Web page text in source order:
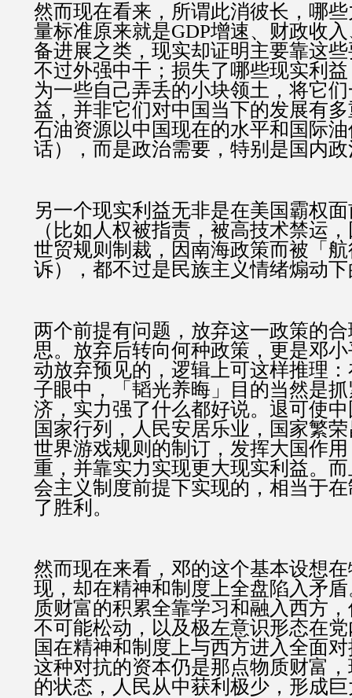
然而现在看来，所谓此消彼长，哪
量标准原来就是GDP增速、财政收
备进展之类，现实却证明主要靠这
不过外强中干；损失了哪些现实利
为一些自己弄丢的小块领土，将它
益，并非它们对中国当下的发展有
石油资源以中国现在的水平和国际
话），而是政治需要，特别是国内
另一个现实利益无非是在美国霸权
（比如人权被指责，被高技术禁运
世贸规则制裁，因南海政策而被「
诉），都不过是民族主义情绪煽动
两个前提有问题，放弃这一政策的
思。放弃后转向何种政策，更是邓
动放弃预见的，逻辑上可这样推理
子眼中，「韬光养晦」目的当然是
济，实力强了什么都好说。退可使
国家行列，人民安居乐业，国家繁
世界游戏规则的制订，发挥大国作
重，并靠实力实现更大现实利益。
会主义制度前提下实现的，相当于
了胜利。
然而现在来看，邓的这个基本设想
现，却在精神和制度上全盘陷入矛
质财富的积累全靠学习和融入西方
不可能松动，以及极左意识形态在
国在精神和制度上与西方进入全面
这种对抗的资本仍是那点物质财富
的状态，人民从中获利极少，形成